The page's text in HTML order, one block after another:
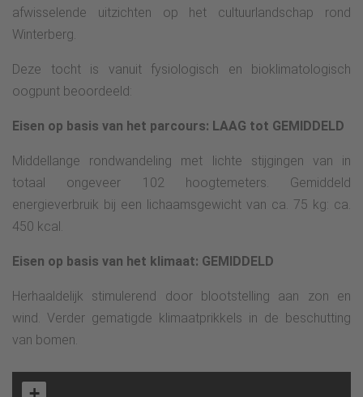
afwisselende uitzichten op het cultuurlandschap rond
Winterberg.
Deze tocht is vanuit fysiologisch en bioklimatologisch
oogpunt beoordeeld:
Eisen op basis van het parcours: LAAG tot GEMIDDELD
Middellange rondwandeling met lichte stijgingen van in
totaal ongeveer 102 hoogtemeters. Gemiddeld
energieverbruik bij een lichaamsgewicht van ca. 75 kg: ca.
450 kcal.
Eisen op basis van het klimaat: GEMIDDELD
Herhaaldelijk stimulerend door blootstelling aan zon en
wind. Verder gematigde klimaatprikkels in de beschutting
van bomen.